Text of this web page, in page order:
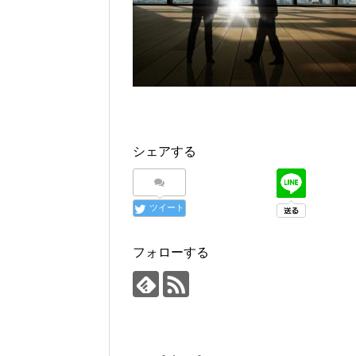
シェアする
ツイート
フォローする